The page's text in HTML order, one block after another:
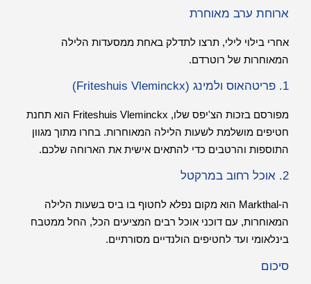
ארוחת ערב מאוחרת
אחרי בילוי לילי, תרצו לתדלק באחת ממסעדות הלילה
המאוחרות של רוטרדם.
1. פריטהאוס ולמינג (Friteshuis Vleminckx)
מפורסם בזכות הצ'יפס שלו, Friteshuis Vleminckx הוא תחנת
חטיפים מושלמת לשעות הלילה המאוחרות. בחרו מתוך מגוון
התוספות והרטבים כדי להתאים אישית את הארוחה שלכם.
2. אוכל רחוב במרקטל
ה-Markthal הוא מקום נפלא לחטוף בו ביס בשעות הלילה
המאוחרות, עם דוכני אוכל רבים המציעים הכל, החל ממטבח
בינלאומי ועד לחטיפים הולנדיים מסורתיים.
סיכום